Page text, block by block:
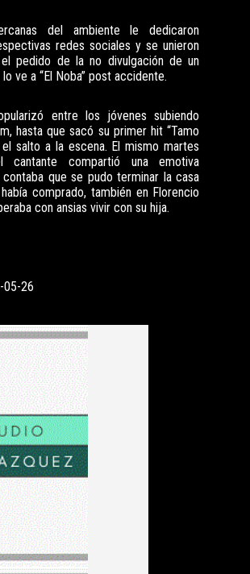
del ambiente le dedicaron
redes sociales y se unieron
pedido de la no divulgación de un
ve a “El Noba” post accidente.
entre los jóvenes subiendo
hasta que sacó su primer hit “Tamo
salto a la escena. El mismo martes
cantante compartió una emotiva
que se pudo terminar la casa
comprado, también en Florencio
con ansias vivir con su hija.
05-26